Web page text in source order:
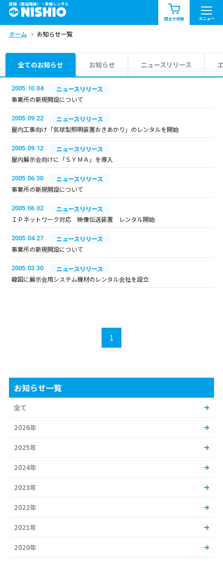
建機（建設機械）・重機レンタル
問合せ依頼 メニュー
商品一覧 お知らせ一覧
問合せ依頼リスト
エリア情報を見る
ホーム お知らせ一覧
全てのお知らせ お知らせ ニュースリリース
2005.10.04
ニュースリリース
事業所の新規開設について
2005.09.22
ニュースリリース
屋内工事向け「気球型照明装置おきあかり」のレンタルを開始
2005.09.12
ニュースリリース
屋内展示会向けに「ＳＹＭＡ」を導入
2005.06.30
ニュースリリース
事業所の新規開設について
2005.06.02
ニュースリリース
ＩＰネットワーク対応 映像伝送装置 レンタル開始
2005.04.27
ニュースリリース
事業所の新規開設について
2005.03.30
ニュースリリース
韓国に展示会用システム機材のレンタル会社を設立
1
お知らせ一覧
全て
2026年
2025年
2024年
2023年
2022年
2021年
2020年